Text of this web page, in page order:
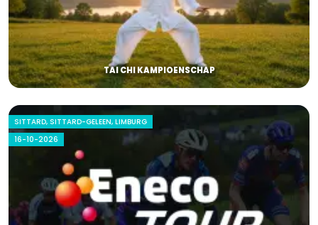
TAI CHI KAMPIOENSCHAP
SITTARD, SITTARD-GELEEN, LIMBURG
16-10-2026